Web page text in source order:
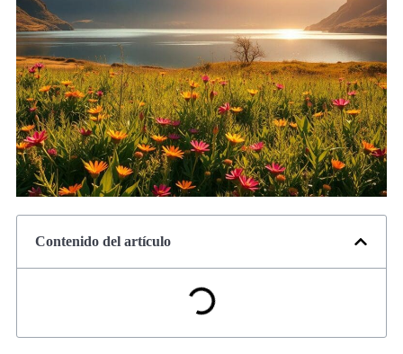
Contenido del artículo